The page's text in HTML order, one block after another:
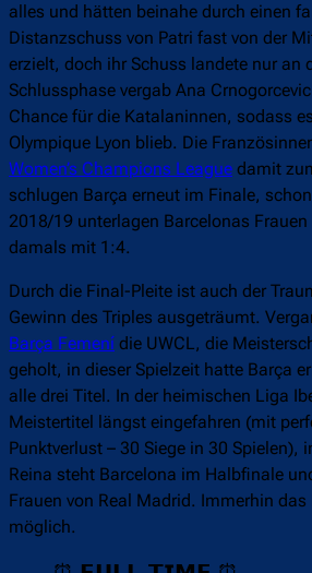
alles und hätten beinahe durch einen
Distanzschuss von Patri fast von der
erzielt, doch ihr Schuss landete nur an
Schlussphase vergab Ana
Chance für die Katalaninnen, sodass
Olympique Lyon blieb. Die
Women’s Champions League damit
schlugen Barça erneut im Finale,
2018/19 unterlagen Barcelonas
damals mit 1:4.
Durch die Final-Pleite ist auch der
Gewinn des Triples ausgeträumt.
Barça Femení die UWCL, die
geholt, in dieser Spielzeit hatte Barça
alle drei Titel. In der heimischen Liga
Meistertitel längst eingefahren (mit
Punktverlust – 30 Siege in 30 Spielen),
Reina steht Barcelona im Halbfinale
Frauen von Real Madrid. Immerhin
möglich.